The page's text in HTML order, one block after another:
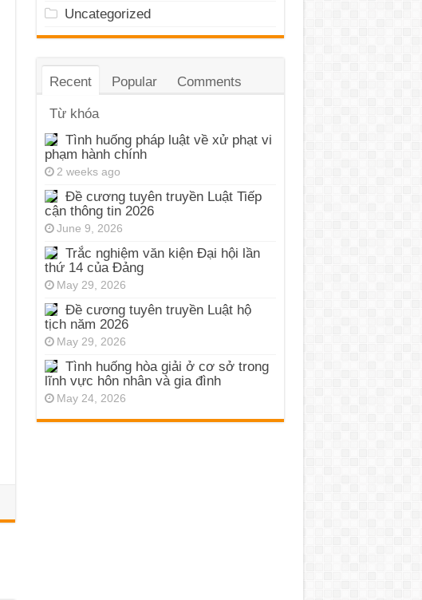
Uncategorized
Recent Popular Comments
Từ khóa
Tình huống pháp luật về xử phạt vi
phạm hành chính
2 weeks ago
Đề cương tuyên truyền Luật Tiếp
cận thông tin 2026
June 9, 2026
Trắc nghiệm văn kiện Đại hội lần
thứ 14 của Đảng
May 29, 2026
Đề cương tuyên truyền Luật hộ
tịch năm 2026
May 29, 2026
Tình huống hòa giải ở cơ sở trong
lĩnh vực hôn nhân và gia đình
May 24, 2026